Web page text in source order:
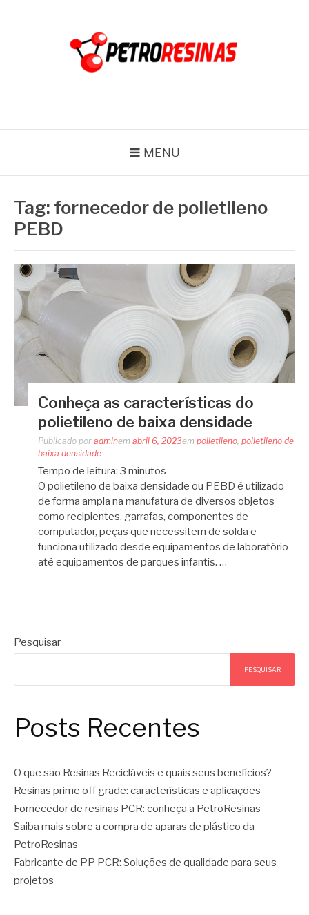
MENU
Tag: fornecedor de polietileno
PEBD
Conheça as características do
polietileno de baixa densidade
Publicado por adminem abril 6, 2023em polietileno, polietileno de
baixa densidade
Tempo de leitura: 3 minutos
O polietileno de baixa densidade ou PEBD é utilizado
de forma ampla na manufatura de diversos objetos
como recipientes, garrafas, componentes de
computador, peças que necessitem de solda e
funciona utilizado desde equipamentos de laboratório
até equipamentos de parques infantis. …
Pesquisar
PESQUISAR
Posts Recentes
O que são Resinas Recicláveis e quais seus benefícios?
Resinas prime off grade: características e aplicações
Fornecedor de resinas PCR: conheça a PetroResinas
Saiba mais sobre a compra de aparas de plástico da
PetroResinas
Fabricante de PP PCR: Soluções de qualidade para seus
projetos